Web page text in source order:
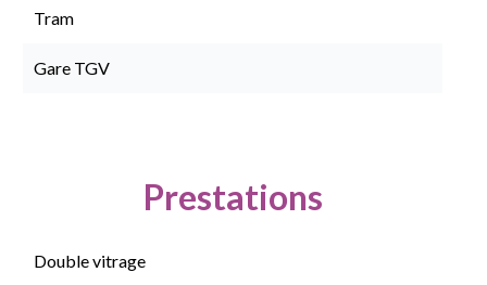
Tram
Gare TGV
Prestations
Double vitrage